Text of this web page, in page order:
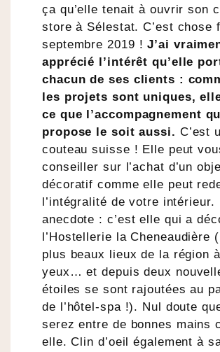
ça qu’elle tenait à ouvrir son
store à Sélestat. C’est chose
septembre 2019 !J’ai
apprécié l’intérêt qu’elle
chacun de ses clients :
les projets sont uniques,
ce que l’accompagnement
propose le soit aussi. C’est
couteau suisse ! Elle peut
conseiller sur l’achat d’un
décoratif comme elle peut
l’intégralité de votre intérieur.
anecdote : c’est elle qui a
l’Hostellerie la Cheneaudière
plus beaux lieux de la région
yeux… et depuis deux
étoiles se sont rajoutées au
de l’hôtel-spa !). Nul doute
serez entre de bonnes mains
elle. Clin d’oeil également à